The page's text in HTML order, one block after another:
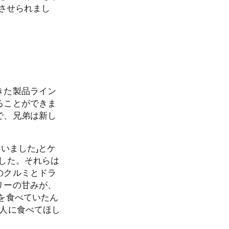
せられまし
た製品ライン
とができま
兄弟は新し
ました」とケ
た。それらは
ルミとドラ
の甘みが、
食べていたん
に食べてほし